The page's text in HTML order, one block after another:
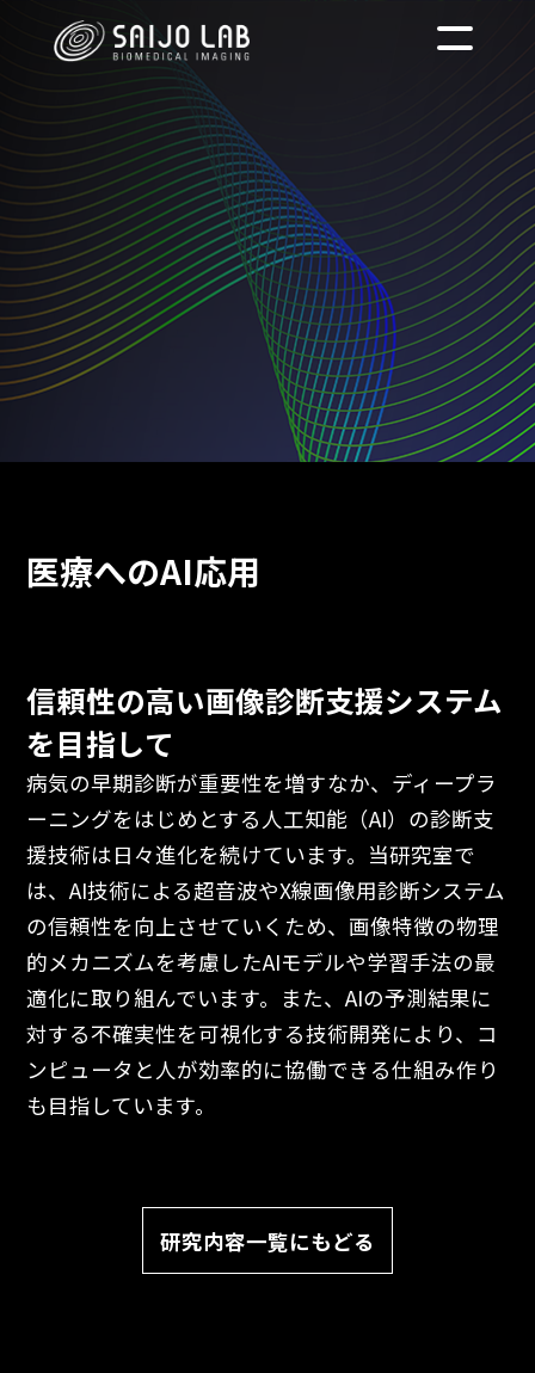
医療へのAI応用
信頼性の高い画像診断支援システム
を目指して
病気の早期診断が重要性を増すなか、ディープラ
ーニングをはじめとする人工知能（AI）の診断支
援技術は日々進化を続けています。当研究室で
は、AI技術による超音波やX線画像用診断システム
の信頼性を向上させていくため、画像特徴の物理
的メカニズムを考慮したAIモデルや学習手法の最
適化に取り組んでいます。また、AIの予測結果に
対する不確実性を可視化する技術開発により、コ
ンピュータと人が効率的に協働できる仕組み作り
も目指しています。
研究内容一覧にもどる